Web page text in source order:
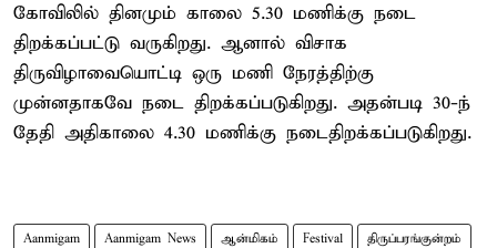
கோவிலில் தினமும் காலை 5.30 மணிக்கு நடை
திறக்கப்பட்டு வருகிறது. ஆனால் விசாக
திருவிழாவையொட்டி ஒரு மணி நேரத்திற்கு
முன்னதாகவே நடை திறக்கப்படுகிறது. அதன்படி 30-ந்
தேதி அதிகாலை 4.30 மணிக்கு நடைதிறக்கப்படுகிறது.
Aanmigam Aanmigam News ஆன்மிகம் Festival திருப்பரங்குன்றம்